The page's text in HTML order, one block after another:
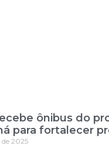
ônibus do
para fortalecer
2025